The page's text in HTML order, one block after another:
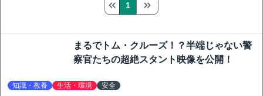
1
まるでトム・クルーズ！？半端じゃない警
察官たちの超絶スタント映像を公開！
知識・教養 生活・環境 安全